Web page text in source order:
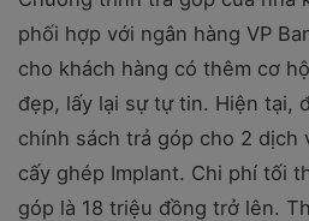
phối hợp với ngân hàng VP
cho khách hàng có thêm cơ
đẹp, lấy lại sự tự tin. Hiện tại,
chính sách trả góp cho 2 dịch
cấy ghép Implant. Chi phí tối
góp là 18 triệu đồng trở lên.